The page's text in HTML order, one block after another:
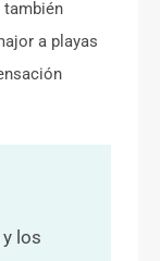
también
a playas
los